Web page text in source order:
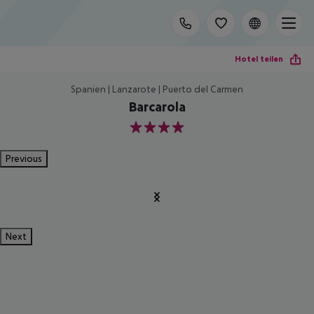
Hotel teilen
Spanien | Lanzarote | Puerto del Carmen
Barcarola
4
Previous
Next